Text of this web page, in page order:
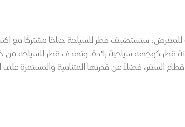
مكانة قطر كوجهة سياحية رائدة. وتهدف قطر
قطاع السفر، فضلاً عن قدرتها المتنامية والمستمرة